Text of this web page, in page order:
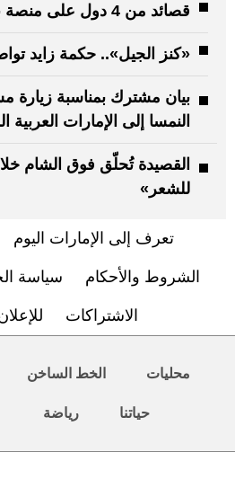
قصائد من 4 دول على منصة بيت الشعر
«كنز الجيل».. حكمة زايد
بيان مشترك بمناسبة زيارة
النمسا إلى الإمارات العربية
القصيدة تُحلّق فوق الشام
للشعر»
تعرف إلى الإمارات اليوم
الشروط والأحكام سياسة
الاشتراكات
محليات الخط الساخن
حياتنا رياضة